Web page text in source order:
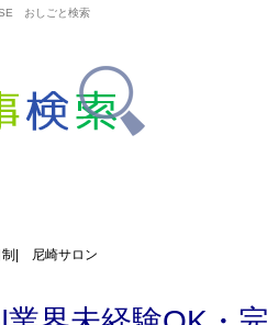
おしごと検索
制| 尼崎サロン